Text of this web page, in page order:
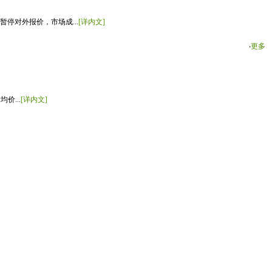
停对外报价，市场成...[详内文]
‧更多
价... [详内文]